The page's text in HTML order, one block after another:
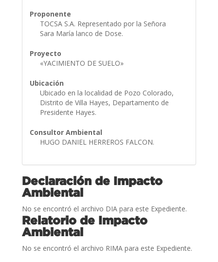
Proponente
TOCSA S.A. Representado por la Señora
Sara María lanco de Dose.
Proyecto
«YACIMIENTO DE SUELO»
Ubicación
Ubicado en la localidad de Pozo Colorado,
Distrito de Villa Hayes, Departamento de
Presidente Hayes.
Consultor Ambiental
HUGO DANIEL HERREROS FALCON.
Declaración de Impacto
Ambiental
No se encontró el archivo DIA para este Expediente.
Relatorio de Impacto
Ambiental
No se encontró el archivo RIMA para este Expediente.